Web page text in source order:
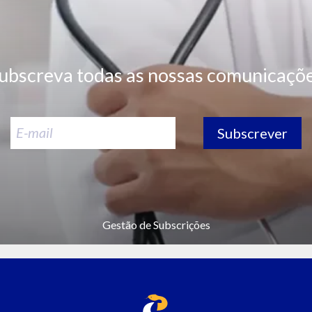
todas as nossas
Subscrever
Gestão de Subscrições